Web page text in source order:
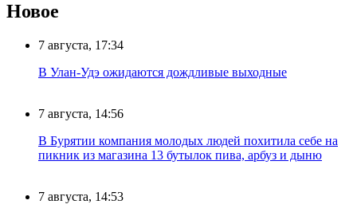
Новое
7 августа, 17:34
В Улан-Удэ ожидаются дождливые выходные
7 августа, 14:56
В Бурятии компания молодых людей похитила себе на
пикник из магазина 13 бутылок пива, арбуз и дыню
7 августа, 14:53